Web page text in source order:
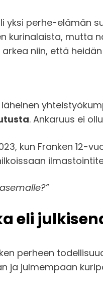
yksi perhe-elämän
kurinalaista, mutta
niin, että
läheinen
. Ankaruus ei
kun Franken 12-
eli
perheen
ja julmempaan